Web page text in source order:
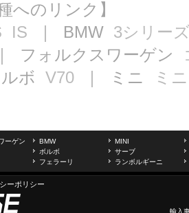
へのリンク】
IS ｜ BMW 3シリー
フォルクスワーゲン
ボ V70 ｜ ミニ ミニ
ーゲン BMW
MINI
ボルボ
サーブ
フェラーリ ランボルギーニ
ーポリシー
輸入